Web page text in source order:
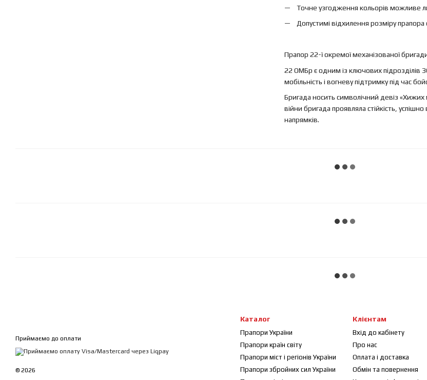
Точне узгодження кольорів можливе
Допустимі відхилення розміру
Прапор 22-ї окремої механізованої
22 ОМБр є одним із ключових підрозділів
мобільність і вогневу підтримку під час
Бригада носить символічний девіз
війни бригада проявляла стійкість,
напрямків.
Приймаємо до оплати
© 2026
Каталог
Прапори України
Прапори країн світу
Прапори міст і регіонів України
Прапори збройних сил України
Клієнтам
Вхід до кабінету
Про нас
Оплата і доставка
Обмін та повернення